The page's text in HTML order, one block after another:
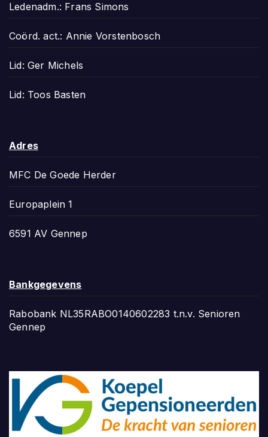
Ledenadm.: Frans Simons
Coörd. act.: Annie Vorstenbosch
Lid: Ger Michels
Lid: Toos Basten
Adres
MFC De Goede Herder
Europaplein 1
6591 AV Gennep
Bankgegevens
Rabobank NL35RABO0140602283 t.n.v. Senioren
Gennep